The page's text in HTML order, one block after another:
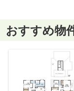
おすすめ物